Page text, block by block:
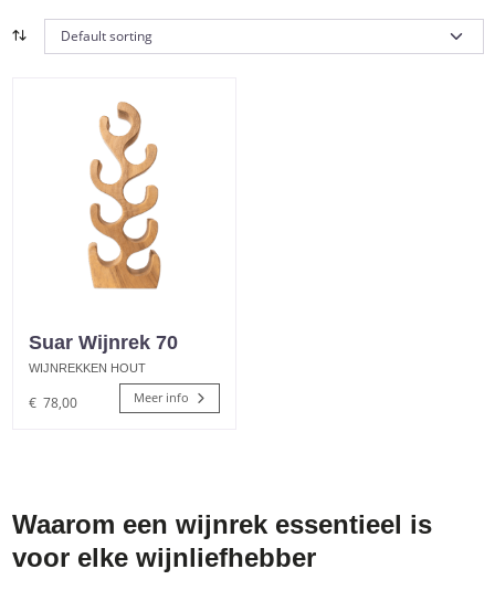
Suar Wijnrek 70
WIJNREKKEN HOUT
€ 78,00 Meer info
Waarom een wijnrek essentieel is
voor elke wijnliefhebber